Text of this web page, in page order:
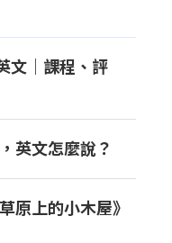
文｜課程、評
英文怎麼說？
原上的小木屋》